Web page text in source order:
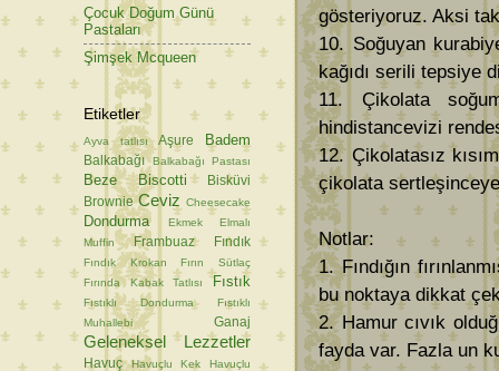
gösteriyoruz. Aksi
10. Soğuyan
kağıdı serili tepsiye
11. Çikolata
hindistancevizi
12. Çikolatasız
çikolata
Notlar:
1. Fındığın
bu noktaya dikkat
2. Hamur cıvık
fayda var. Fazla un
Çocuk Doğum Günü
Pastaları
Şimşek Mcqueen
Etiketler
Ayva tatlısı Aşure Badem
Balkabağı Balkabağı Pastası
Beze Biscotti
Bisküvi
Brownie Ceviz Cheesecake
Dondurma Ekmek
Elmalı
Muffin
Frambuaz Fındık
Fındık Krokan
Fırın Sütlaç
Fırında Kabak Tatlısı
Fıstık
Fıstıklı Dondurma
Fıstıklı
Muhallebi
Ganaj
Geleneksel Lezzetler
Havuç Havuçlu Kek
Havuçlu